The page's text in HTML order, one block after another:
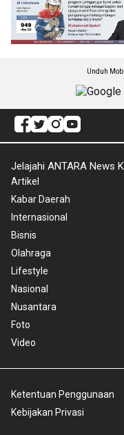
Unduh
Jelajahi ANTARA News
Artikel
Kabar Daerah
Internasional
Bisnis
Olahraga
Lifestyle
Nasional
Nusantara
Foto
Video
Ketentuan Penggunaan
Kebijakan Privasi